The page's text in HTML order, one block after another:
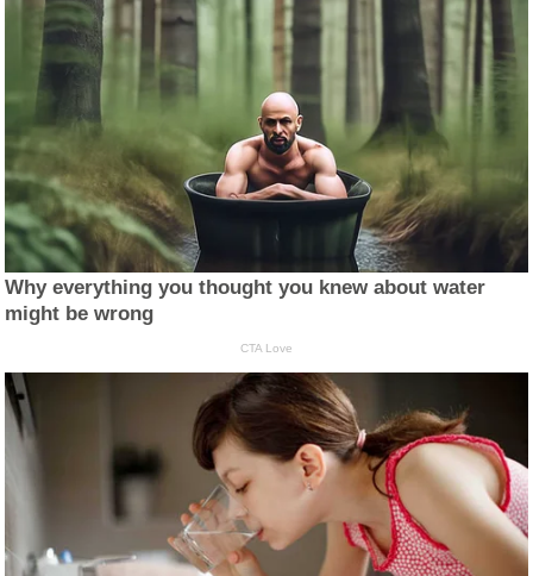
Why everything you thought you knew about water
might be wrong
CTA Love